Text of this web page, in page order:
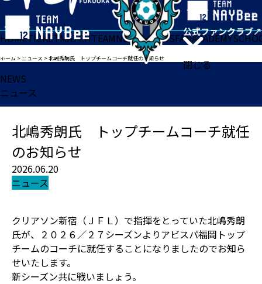
閉じる
HOMETICKETMATCHTEAMNEWSGOODSFANACADEMY
ホーム >ニュース >北嶋秀朗氏 トップチームコーチ就任のお知らせ
NEWS
ニュース
北嶋秀朗氏 トップチームコーチ就任
のお知らせ
2026.06.20
ニュース
クリアソン新宿（ＪＦＬ）で指揮をとっていた北嶋秀朗
氏が、２０２６／２７シーズンよりアビスパ福岡トップ
チームのコーチに就任することになりましたのでお知ら
せいたします。
新シーズン共に戦いましょう。